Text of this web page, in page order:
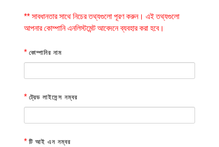
** সাবধানতার সাথে নিচের তথ্যগুলো পূরণ করুন। এই তথ্যগুলো
আপনার কোম্পানি এনলিস্টমেন্ট আবেদনে ব্যবহার করা হবে।
* কোম্পানির নাম
* ট্রেড লাইসেন্স নম্বর
* টি আই এন নম্বর